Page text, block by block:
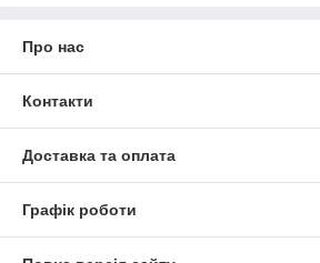
Про нас
Контакти
Доставка та оплата
Графік роботи